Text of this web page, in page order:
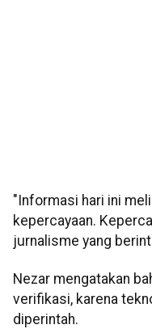
"Informasi hari ini
kepercayaan.
jurnalisme yang
Nezar mengatakan
verifikasi, karena
diperintah.